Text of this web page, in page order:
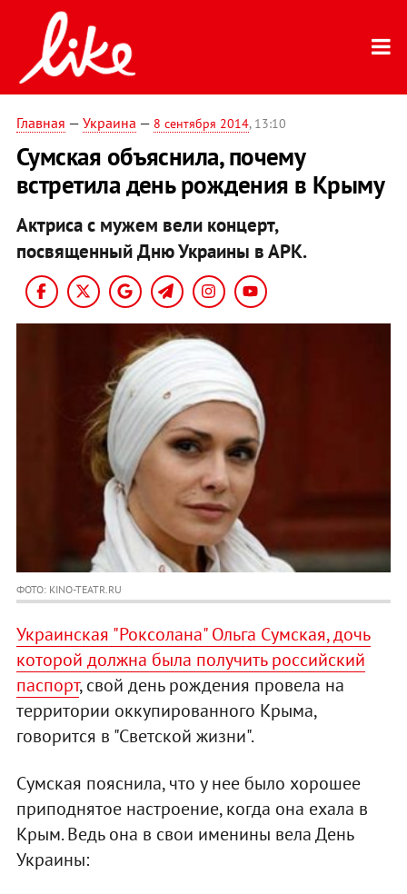
Главная — Украина — 8 сентября 2014, 13:10
Сумская объяснила, почему
встретила день рождения в Крыму
Актриса с мужем вели концерт,
посвященный Дню Украины в АРК.
ФОТО: KINO-TEATR.RU
Украинская "Роксолана" Ольга Сумская, дочь
которой должна была получить российский
паспорт, свой день рождения провела на
территории оккупированного Крыма,
говорится в "Светской жизни".
Сумская пояснила, что у нее было хорошее
приподнятое настроение, когда она ехала в
Крым. Ведь она в свои именины вела День
Украины: